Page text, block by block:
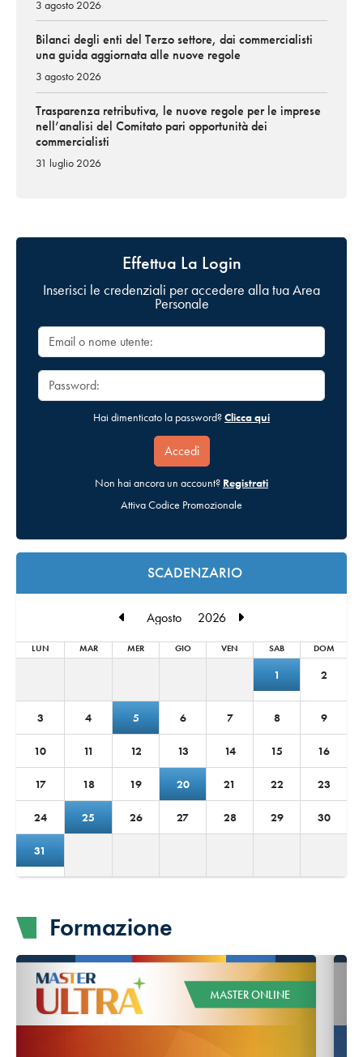
3 agosto 2026
Bilanci degli enti del Terzo settore, dai commercialisti
una guida aggiornata alle nuove regole
3 agosto 2026
Trasparenza retributiva, le nuove regole per le imprese
nell’analisi del Comitato pari opportunità dei
commercialisti
31 luglio 2026
Effettua La Login
Inserisci le credenziali per accedere alla tua Area
Personale
Hai dimenticato la password?Clicca qui
Non hai ancora un account? Registrati
Attiva Codice Promozionale
SCADENZARIO
LUN MAR MER GIO VEN SAB DOM
1 2
3 4 5 6 7 8 9
10 11 12 13 14 15 16
17 18 19 20 21 22 23
24 25 26 27 28 29 30
31
Formazione
MASTER ONLINE